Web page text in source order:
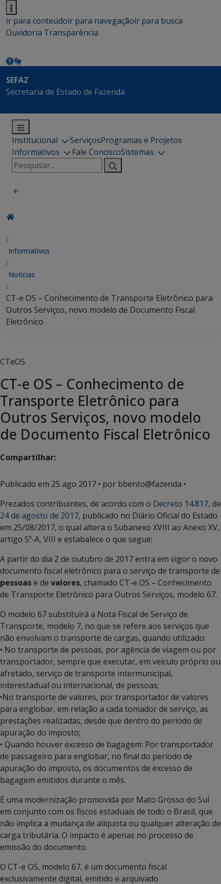
ir para conteúdoir para navegaçãoir para busca
Ouvidoria Transparência
SEFAZ
Secretaria de Estado de Fazenda
Institucional ServiçosProgramas e Projetos
Informativos
Fale ConoscoSistemas
Pesquisar
por:
Informativos
Notícias
CT-e OS – Conhecimento de Transporte Eletrônico para
Outros Serviços, novo modelo de Documento Fiscal
Eletrônico
CTeOS
CT-e OS – Conhecimento de
Transporte Eletrônico para
Outros Serviços, novo modelo
de Documento Fiscal Eletrônico
Compartilhar:
Publicado em 25 ago 2017 • por bbento@fazenda •
Prezados contribuintes, de acordo com o Decreto 14.817, de
24 de agosto de 2017, publicado no Diário Oficial do Estado
em 25/08/2017, o qual altera o Subanexo XVIII ao Anexo XV,
artigo 5º-A, VIII e estabalece o que segue:
A partir do dia 2 de outubro de 2017 entra em vigor o novo
documento fiscal eletrônico para o serviço de transporte de
pessoase de valores, chamado CT-e OS – Conhecimento
de Transporte Eletrônico para Outros Serviços, modelo 67.
O modelo 67 substituirá a Nota Fiscal de Serviço de
Transporte, modelo 7, no que se refere aos serviços que
não envolvam o transporte de cargas, quando utilizado:
• No transporte de pessoas, por agência de viagem ou por
transportador, sempre que executar, em veículo próprio ou
afretado, serviço de transporte intermunicipal,
interestadual ou internacional, de pessoas;
•No transporte de valores, por transportador de valores
para englobar, em relação a cada tomador de serviço, as
prestações realizadas, desde que dentro do período de
apuração do imposto;
• Quando houver excesso de bagagem: Por transportador
de passageiro para englobar, no final do período de
apuração do imposto, os documentos de excesso de
bagagem emitidos durante o mês.
É uma modernização promovida por Mato Grosso do Sul
em conjunto com os fiscos estaduais de todo o Brasil, que
não implica a mudança de alíquota ou qualquer alteração de
carga tributária. O impacto é apenas no processo de
emissão do documento.
O CT-e OS, modelo 67, é um documento fiscal
exclusivamente digital, emitido e arquivado